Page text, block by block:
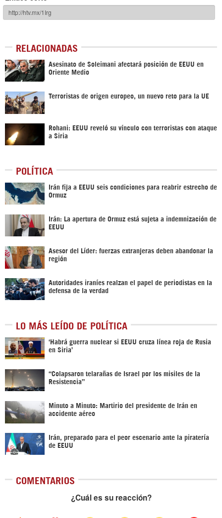
RELACIONADAS
Asesinato de Soleimani afectará posición de EEUU en
Oriente Medio
Terroristas de origen europeo, un nuevo reto para la UE
Rohani: EEUU reveló su vínculo con terroristas con ataque
a Siria
POLÍTICA
Irán fija a EEUU seis condiciones para reabrir estrecho de
Ormuz
Irán: La apertura de Ormuz está sujeta a indemnización de
EEUU
Asesor del Líder: fuerzas extranjeras deben abandonar la
región
Autoridades iraníes realzan el papel de periodistas en la
defensa de la verdad
LO MÁS LEÍDO DE POLÍTICA
‎‘Habrá guerra nuclear si EEUU cruza línea roja de Rusia
en Siria’‎
“Colapsaron telarañas de Israel por los misiles de la
Resistencia”
Minuto a Minuto: Martirio del presidente de Irán en
accidente aéreo
Irán, preparado para el peor escenario ante la piratería
de EEUU
COMENTARIOS